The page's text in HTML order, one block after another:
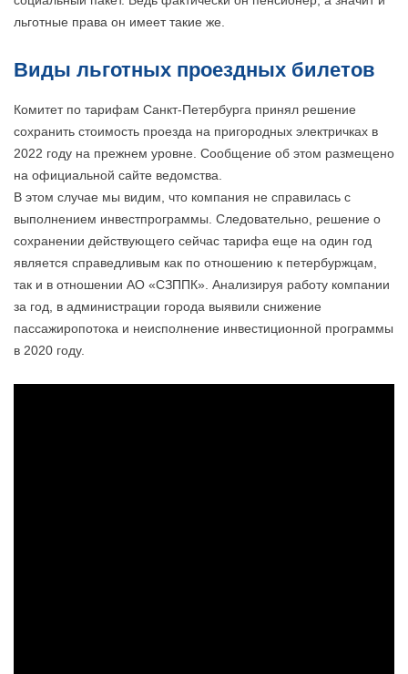
льготные права он имеет такие же.
Виды льготных проездных билетов
Комитет по тарифам Санкт-Петербурга принял решение
сохранить стоимость проезда на пригородных электричках в
2022 году на прежнем уровне. Сообщение об этом размещено
на официальной сайте ведомства.
В этом случае мы видим, что компания не справилась с
выполнением инвестпрограммы. Следовательно, решение о
сохранении действующего сейчас тарифа еще на один год
является справедливым как по отношению к петербуржцам,
так и в отношении АО «СЗППК». Анализируя работу компании
за год, в администрации города выявили снижение
пассажиропотока и неисполнение инвестиционной программы
в 2020 году.